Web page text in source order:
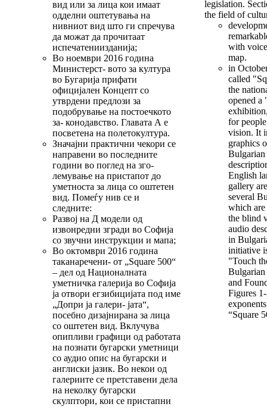
вид или за лица кои имаат
одделни оштетувања на
нивниот вид што ги спречува
да можат да прочитаат
испечатениизданија;
Во ноември 2016 година
Министерст- вото за култура
во Бугарија прифати
официјален Концепт со
утврдени предлози за
подобрување на постоечкото
за- конодавство. Главата А е
посветена на полетокултура.
Значајни практични чекори се
направени во последните
години во поглед на зго-
лемување на пристапот до
уметноста за лица со оштетен
вид. Помеѓу нив се и
следните:
Развој на Д модели од
извонредни згради во Софија
со звучни инструкции и мапа;
Во октомври 2016 година
таканаречени- от „Square 500“
– дел од Националната
уметничка галерија во Софија
ја отвори егзибицијата под име
„Допри ја галери- јата“,
посебно дизајнирана за лица
со оштетен вид. Вклучува
опипливи графици од работата
на познати бугарски уметници
со аудио опис на бугарски и
англиски јазик. Во некои од
галериите се претставени дела
на неколку бугарски
скулптори, кои се пристапни
legislation.
the field of
with
map.
in
called
the
opened a
for
vision. It
graphics
English
gallery
several
which are
the blind
audio
in
initiative
"Touch
and
Figures
“Square